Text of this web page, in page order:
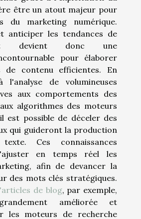
être un atout majeur pour
du marketing numérique.
anticiper les tendances de
devient donc une
pour élaborer
de contenu efficientes. En
de volumineuses
aux comportements des
algorithmes des moteurs
est possible de déceler des
qui guideront la production
Ces connaissances
en temps réel les
afin de devancer la
des mots clés stratégiques.
de blog, par exemple,
améliorée et
les moteurs de recherche